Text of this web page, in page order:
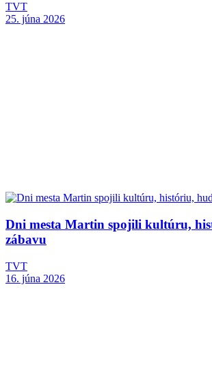
TVT
25. júna 2026
Dni mesta Martin spojili kultúru,
zábavu
TVT
16. júna 2026